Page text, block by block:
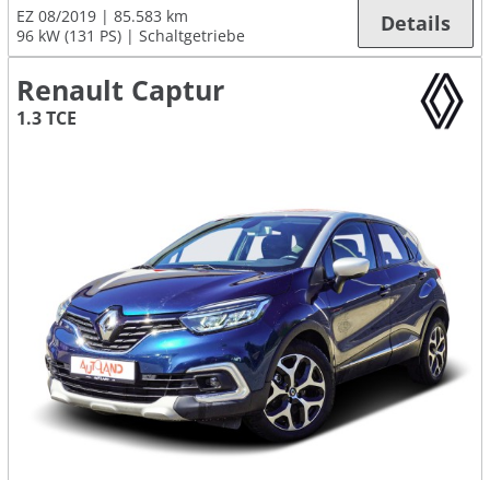
EZ 08/2019
85.583 km
96 kW (131 PS)
Schaltgetriebe Details
Renault Captur
1.3 TCE